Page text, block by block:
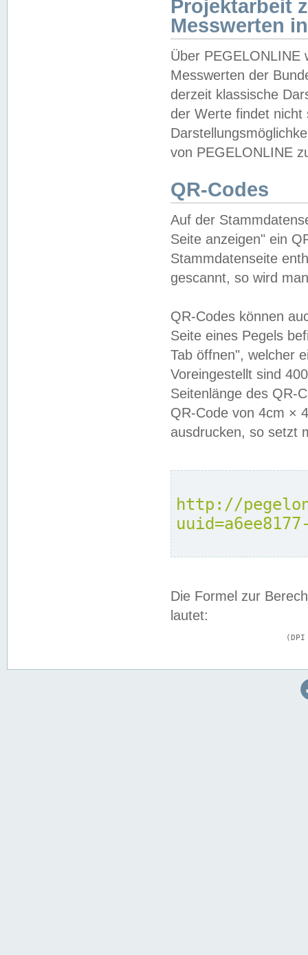
Projektarbeit
Messwerten
Über PEGELONLINE
Messwerten der
derzeit klassische
der Werte findet
von PEGELONLINE
QR-Codes
Auf der
Seite anzeigen" ein
Stammdatenseite
gescannt, so wird
QR-Codes können
Seite eines Pegels
Tab öffnen", welcher
Voreingestellt sind
Seitenlänge des QR-
QR-Code von 4cm ×
ausdrucken, so setzt
http://
Die Formel zur
lautet: